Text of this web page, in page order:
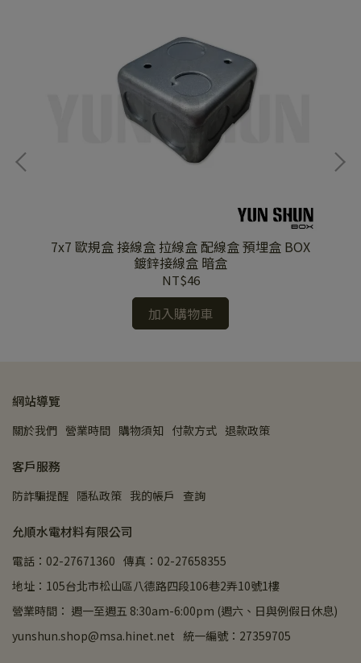
7x7 歐規盒 接線盒 拉線盒 配線盒 預埋盒 BOX
鍍鋅接線盒 暗盒
NT$46
加入購物車
網站導覽
關於我們 營業時間 購物須知 付款方式 退款政策
客戶服務
防詐騙提醒 隱私政策 我的帳戶 查詢
允順水電材料有限公司
電話：02-27671360 傳真：02-27658355
地址：105台北市松山區八德路四段106巷2弄10號1樓
營業時間： 週一至週五 8:30am-6:00pm (週六、日與例假日休息)
yunshun.shop@msa.hinet.net 統一編號：27359705